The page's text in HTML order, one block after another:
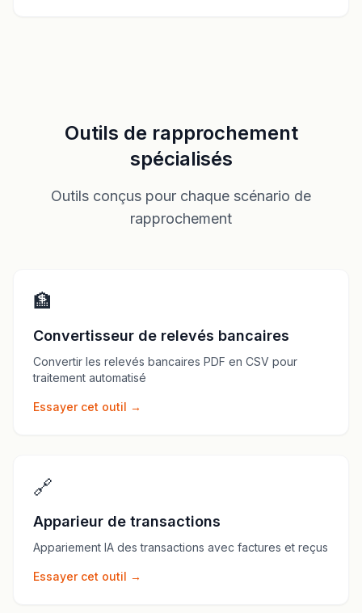
Outils de rapprochement
spécialisés
Outils conçus pour chaque scénario de
rapprochement
🏦
Convertisseur de relevés bancaires
Convertir les relevés bancaires PDF en CSV pour
traitement automatisé
Essayer cet outil →
🔗
Apparieur de transactions
Appariement IA des transactions avec factures et reçus
Essayer cet outil →